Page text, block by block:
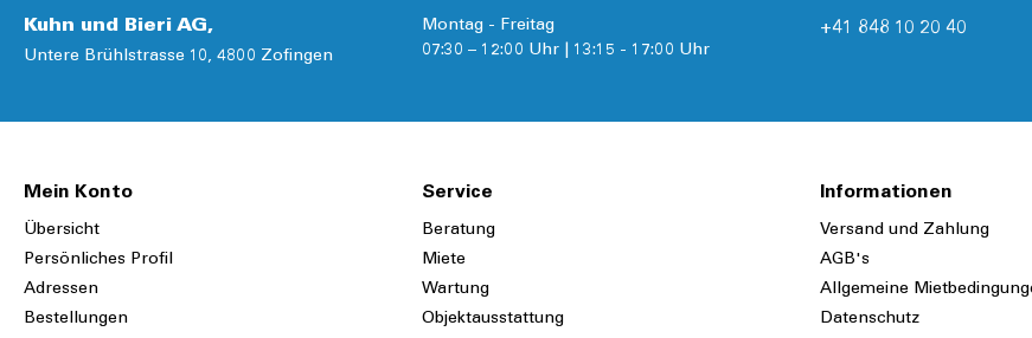
Kuhn und Bieri AG,
Untere Brühlstrasse 10, 4800 Zofingen
Montag - Freitag
07:30 – 12:00 Uhr | 13:15 - 17:00 Uhr
+41 848 10 20 40
Mein Konto
Übersicht
Persönliches Profil
Adressen
Bestellungen
Service
Beratung
Miete
Wartung
Objektausstattung
Informationen
Versand und Zahlung
AGB's
Allgemeine
Datenschutz